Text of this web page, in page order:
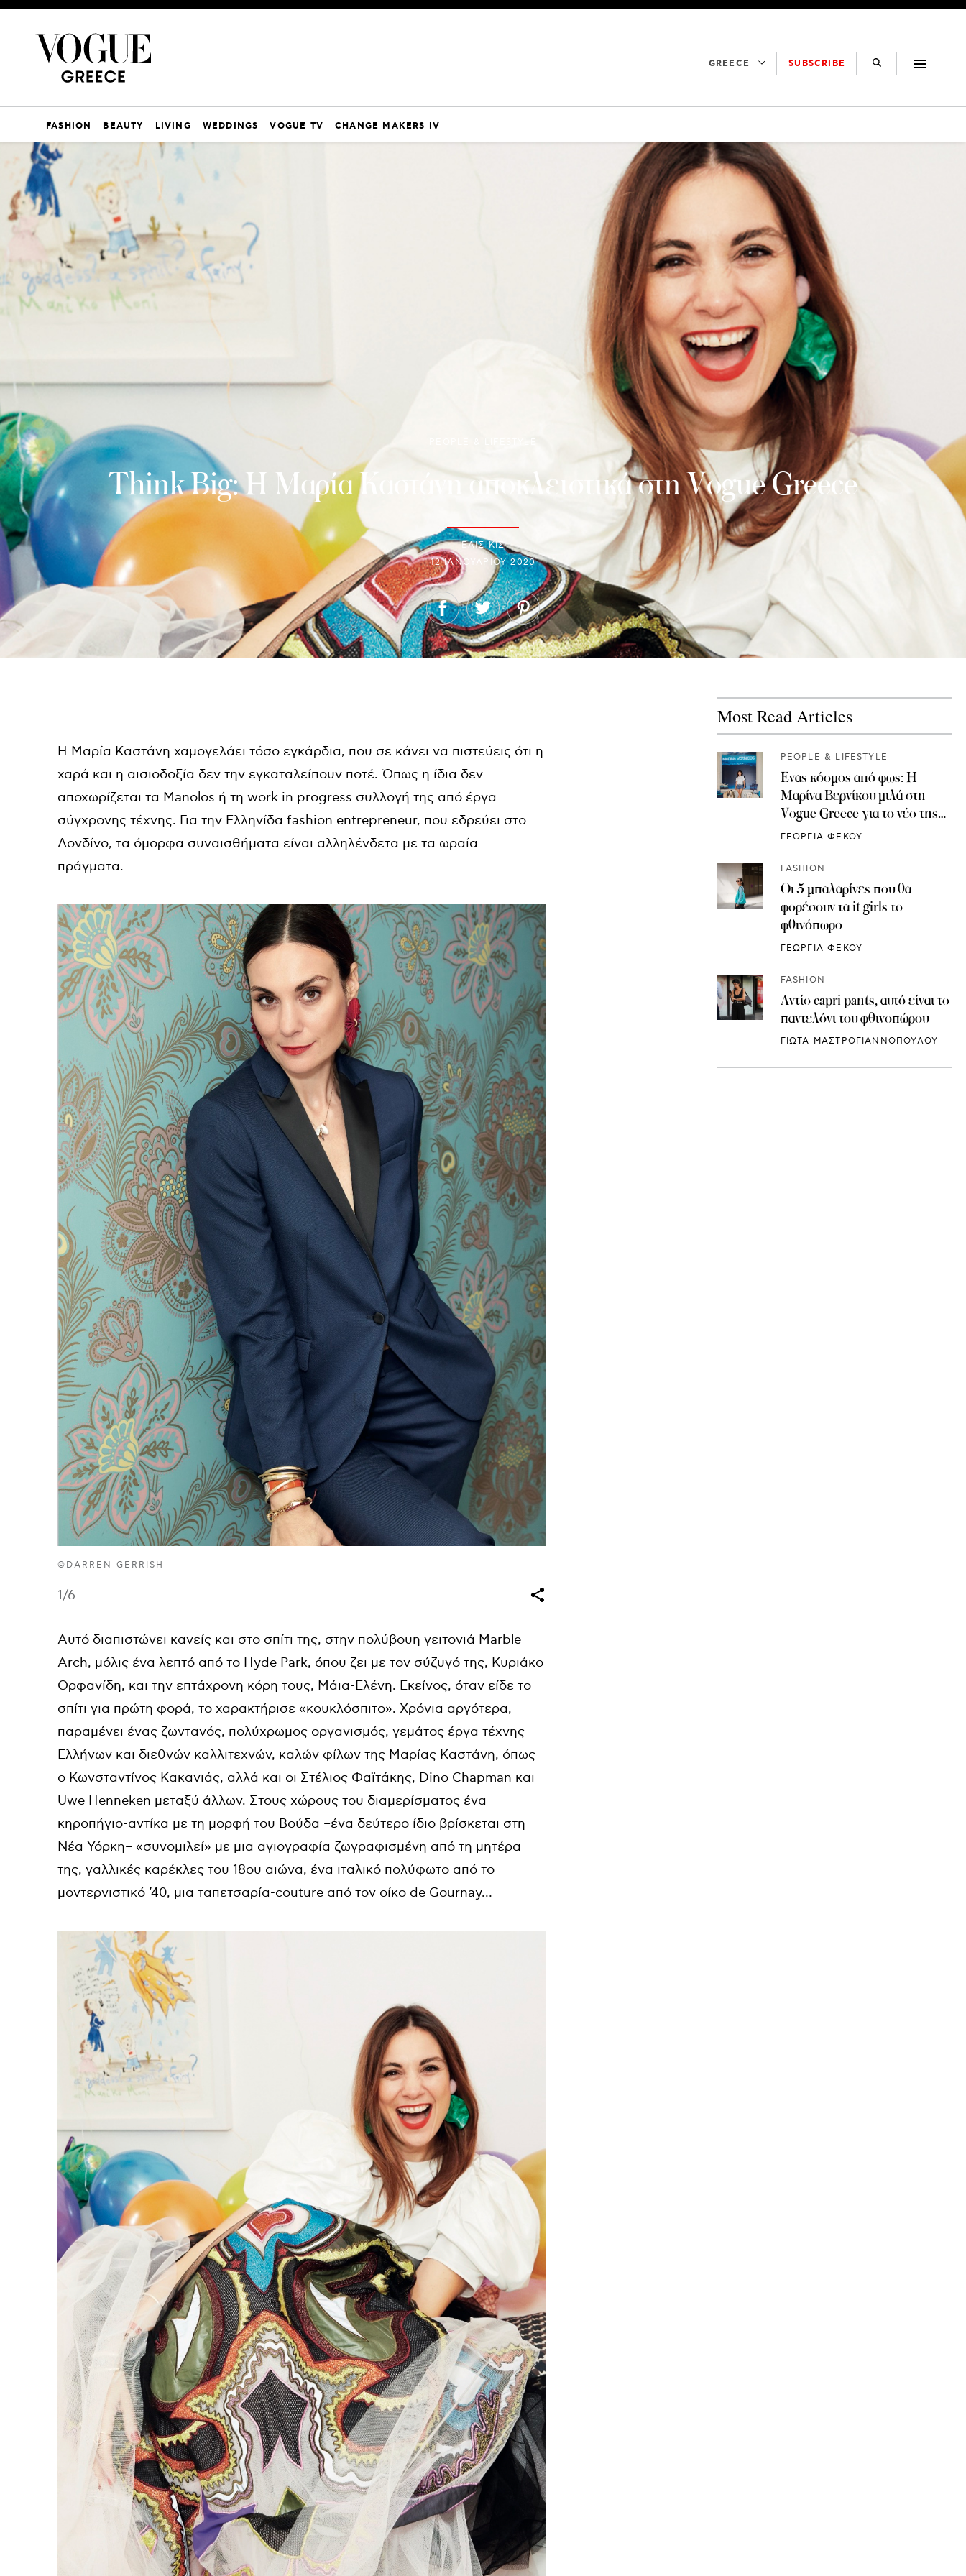
GREECE SUBSCRIBE
FASHION BEAUTY LIVING WEDDINGS VOGUE TV CHANGE MAKERS IV
Think Big: Η Μαρία Καστάνη αποκλειστικά στη Vogue Greece
ΕΛΙΣ ΚΙΣ
12 ΙΑΝΟΥΑΡΊΟΥ 2020
Η Mαρία Καστάνη χαμογελάει τόσο εγκάρδια, που σε κάνει να πιστεύεις ότι η
χαρά και η αισιοδοξία δεν την εγκαταλείπουν ποτέ. Όπως η ίδια δεν
αποχωρίζεται τα Manolos ή τη work in progress συλλογή της από έργα
σύγχρονης τέχνης. Για την Ελληνίδα fashion entrepreneur, που εδρεύει στο
Λονδίνο, τα όμορφα συναισθήματα είναι αλληλένδετα με τα ωραία
πράγματα.
©DARREN GERRISH
1/6
Αυτό διαπιστώνει κανείς και στο σπίτι της, στην πολύβουη γειτονιά Marble
Arch, μόλις ένα λεπτό από το Hyde Park, όπου ζει με τον σύζυγό της, Κυριάκο
Ορφανίδη, και την επτάχρονη κόρη τους, Μάια-Ελένη. Εκείνος, όταν είδε το
σπίτι για πρώτη φορά, το χαρακτήρισε «κουκλόσπιτο». Χρόνια αργότερα,
παραμένει ένας ζωντανός, πολύχρωμος οργανισμός, γεμάτος έργα τέχνης
Ελλήνων και διεθνών καλλιτεχνών, καλών φίλων της Μαρίας Καστάνη, όπως
ο Κωνσταντίνος Κακανιάς, αλλά και οι Στέλιος Φαϊτάκης, Dino Chapman και
Uwe Henneken μεταξύ άλλων. Στους χώρους του διαμερίσματος ένα
κηροπήγιο-αντίκα με τη μορφή του Βούδα –ένα δεύτερο ίδιο βρίσκεται στη
Νέα Υόρκη– «συνομιλεί» με μια αγιογραφία ζωγραφισμένη από τη μητέρα
της, γαλλικές καρέκλες του 18ου αιώνα, ένα ιταλικό πολύφωτο από το
μοντερνιστικό ’40, μια ταπετσαρία-couture από τον οίκο de Gournay…
Most Read Articles
PEOPLE & LIFESTYLE
Ένας κόσμος από φως: Η
Μαρίνα Βερνίκου μιλά στη
Vogue Greece για το νέο της
δημιουργικό κεφάλαιο
ΓΕΩΡΓΙΑ ΦΕΚΟΥ
FASHION
Οι 5 μπαλαρίνες που θα
φορέσουν τα it girls το
φθινόπωρο
ΓΕΩΡΓΙΑ ΦΕΚΟΥ
FASHION
Αντίο capri pants, αυτό είναι το
παντελόνι του φθινοπώρου
ΓΙΩΤΑ ΜΑΣΤΡΟΓΙΑΝΝΟΠΟΥΛΟΥ